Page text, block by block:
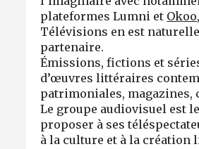
plateformes Lumni et Okoo
Télévisions en est
partenaire.
Émissions, fictions et
d’œuvres littéraires
patrimoniales, magazines,
Le groupe audiovisuel est
proposer à ses
à la culture et à la création